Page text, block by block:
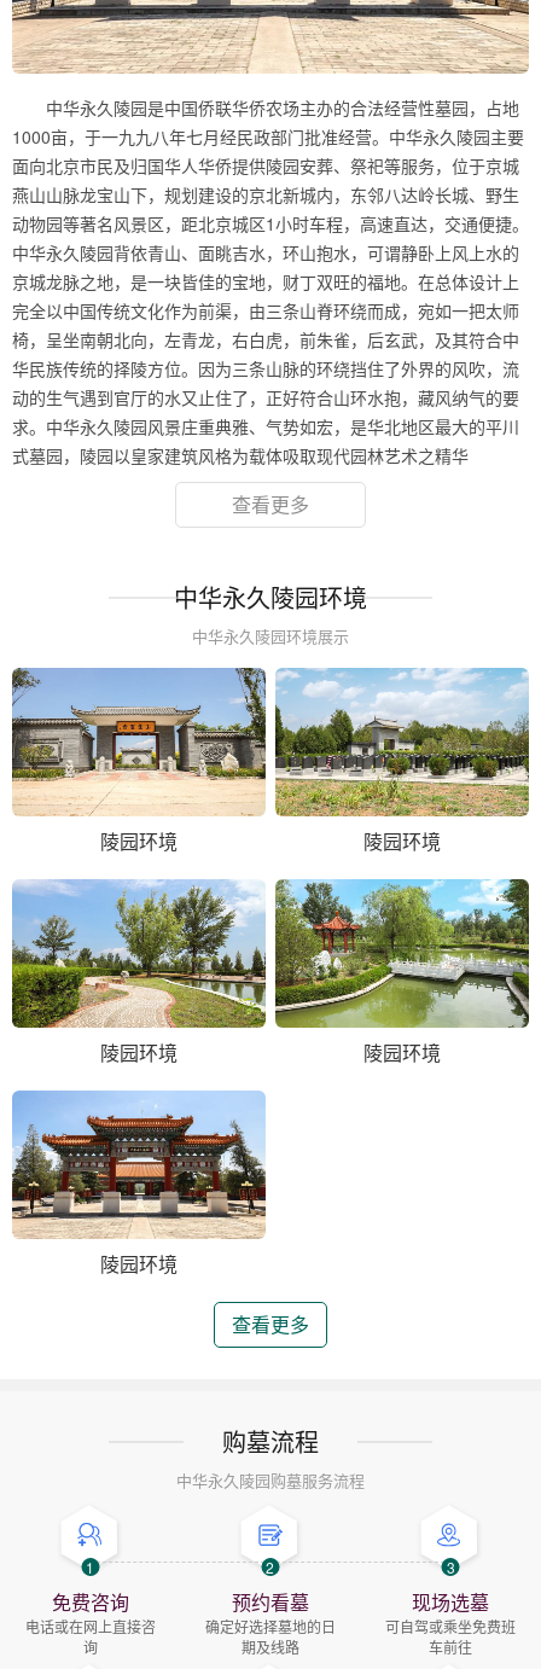
中华永久陵园是中国侨联华侨农场主办的合法经营性墓园，占地
1000亩，于一九九八年七月经民政部门批准经营。中华永久陵园主要
面向北京市民及归国华人华侨提供陵园安葬、祭祀等服务，位于京城
燕山山脉龙宝山下，规划建设的京北新城内，东邻八达岭长城、野生
动物园等著名风景区，距北京城区1小时车程，高速直达，交通便捷。
中华永久陵园背依青山、面眺吉水，环山抱水，可谓静卧上风上水的
京城龙脉之地，是一块皆佳的宝地，财丁双旺的福地。在总体设计上
完全以中国传统文化作为前渠，由三条山脊环绕而成，宛如一把太师
椅，呈坐南朝北向，左青龙，右白虎，前朱雀，后玄武，及其符合中
华民族传统的择陵方位。因为三条山脉的环绕挡住了外界的风吹，流
动的生气遇到官厅的水又止住了，正好符合山环水抱，藏风纳气的要
求。中华永久陵园风景庄重典雅、气势如宏，是华北地区最大的平川
式墓园，陵园以皇家建筑风格为载体吸取现代园林艺术之精华
查看更多
中华永久陵园环境
中华永久陵园环境展示
陵园环境 陵园环境
陵园环境 陵园环境
陵园环境
查看更多
购墓流程
中华永久陵园购墓服务流程
1
免费咨询
电话或在网上直接咨
询
2
预约看墓
确定好选择墓地的日
期及线路
3
现场选墓
可自驾或乘坐免费班
车前往